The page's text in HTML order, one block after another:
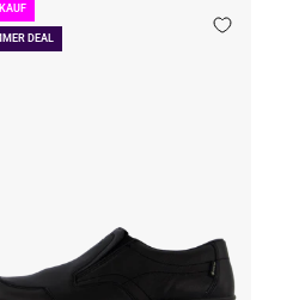
DEAL